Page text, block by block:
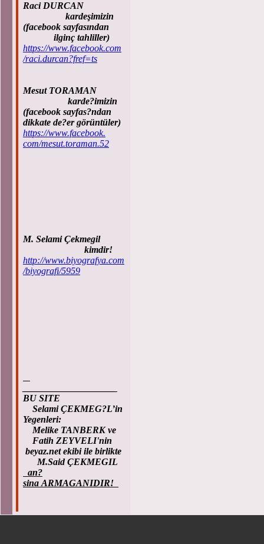
Raci DURCAN
kardeşimizin
(facebook sayfasından
ilginç tahliller)
https://www.facebook.com
/raci.durcan?fref=ts
Mesut TORAMAN
karde?imizin
(facebook sayfas?ndan
dikkate de?er görüntüler)
https://www.facebook.
com/mesut.toraman.52
M. Selami Çekmegil
kimdir!
http://www.biyografya.com
/biyografi/5959
BU SITE
Selami ÇEKMEG?L’in
Yegenleri:
Melike TANBERK ve
Fatih ZEYVELI'nin
beyaz.net ekibi ile birlikte
M.Said ÇEKMEGIL
an?
sina ARMAGANIDIR!